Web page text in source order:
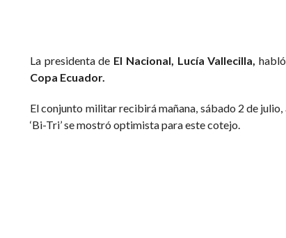
La presidenta de El Nacional, Lucía Vallecilla,
Copa Ecuador.
El conjunto militar recibirá mañana, sábado 2 de julio,
‘Bi-Tri’ se mostró optimista para este cotejo.